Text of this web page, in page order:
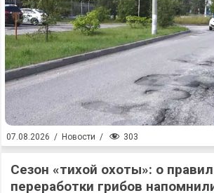
07.08.2026 / Новости / 303
Сезон «тихой охоты»: о
переработки грибов